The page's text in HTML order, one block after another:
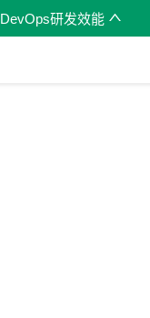
DevOps研发效能